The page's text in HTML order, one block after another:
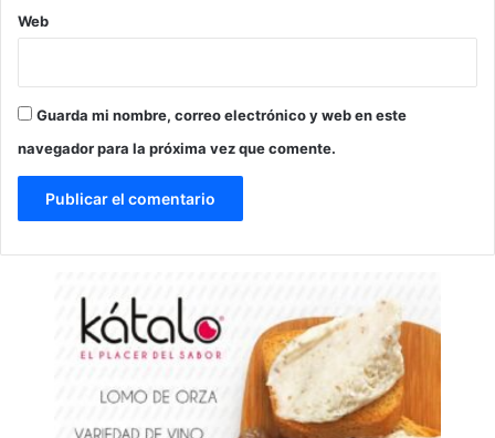
Web
Guarda mi nombre, correo electrónico y web en este
navegador para la próxima vez que comente.